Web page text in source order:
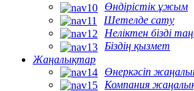
Өндірістік ұжым
Шетелде сату
Неліктен бізді
Біздің қызмет
Жаңалықтар
Өнеркәсіп
Компания